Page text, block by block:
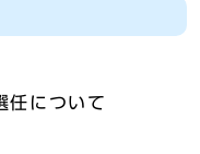
任について